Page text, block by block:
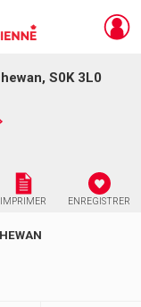
S0K 3L0
IMPRIMER ENREGISTRER